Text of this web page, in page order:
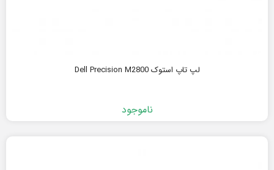
لپ تاپ استوک Dell Precision M2800
ناموجود